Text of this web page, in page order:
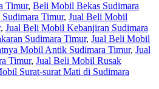
Timur, Beli Mobil Bekas Sudimara
Timur, Jual Beli Mobil
, Jual Beli Mobil Kebanjiran Sudimara
Sudimara Timur, Jual Beli Mobil
Mobil Antik Sudimara Timur, Jual
Timur, Jual Beli Mobil Rusak
Surat-surat Mati di Sudimara